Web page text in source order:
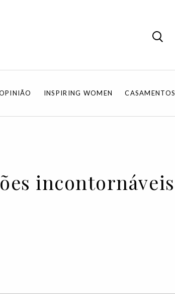
INSPIRING WOMEN CASAMENTOS
incontornáveis